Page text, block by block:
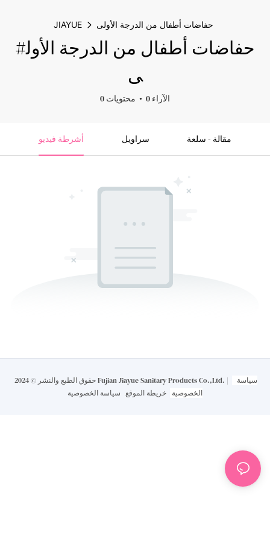
JIAYUE حفاضات أطفال من الدرجة الأولى
#حفاضات أطفال من الدرجة الأول
ى
0 محتويات 0 الآراء
أشرطة فيديو سراويل مقالة - سلعة
حقوق الطبع والنشر © 2024 Fujian Jiayue Sanitary Products Co.,Ltd. |
الخصوصية
خريطة الموقع سياسة الخصوصية